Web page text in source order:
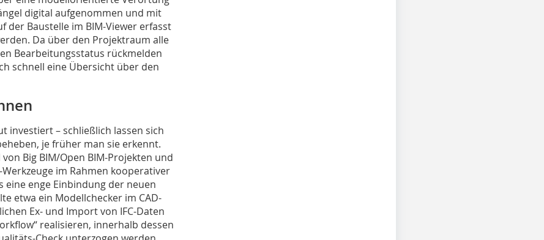
digital aufgenommen und mit
der Baustelle im BIM-Viewer erfasst
Da über den Projektraum alle
Bearbeitungsstatus rückmelden
schnell eine Übersicht über den
investiert – schließlich lassen sich
je früher man sie erkennt.
Big BIM/Open BIM-Projekten und
im Rahmen kooperativer
eine enge Einbindung der neuen
etwa ein Modellchecker im CAD-
Ex- und Import von IFC-Daten
realisieren, innerhalb dessen